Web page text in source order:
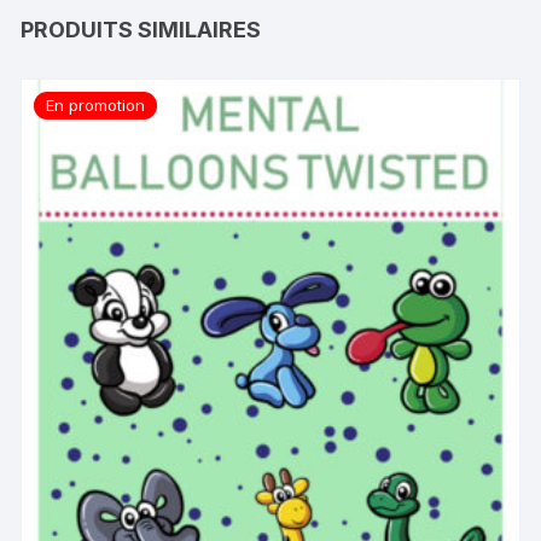
PRODUITS SIMILAIRES
En promotion